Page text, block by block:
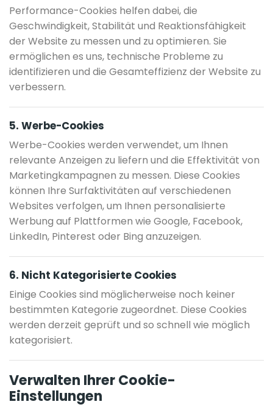
Performance-Cookies helfen dabei, die
Geschwindigkeit, Stabilität und Reaktionsfähigkeit
der Website zu messen und zu optimieren. Sie
ermöglichen es uns, technische Probleme zu
identifizieren und die Gesamteffizienz der Website zu
verbessern.
5. Werbe-Cookies
Werbe-Cookies werden verwendet, um Ihnen
relevante Anzeigen zu liefern und die Effektivität von
Marketingkampagnen zu messen. Diese Cookies
können Ihre Surfaktivitäten auf verschiedenen
Websites verfolgen, um Ihnen personalisierte
Werbung auf Plattformen wie Google, Facebook,
LinkedIn, Pinterest oder Bing anzuzeigen.
6. Nicht Kategorisierte Cookies
Einige Cookies sind möglicherweise noch keiner
bestimmten Kategorie zugeordnet. Diese Cookies
werden derzeit geprüft und so schnell wie möglich
kategorisiert.
Verwalten Ihrer Cookie-
Einstellungen